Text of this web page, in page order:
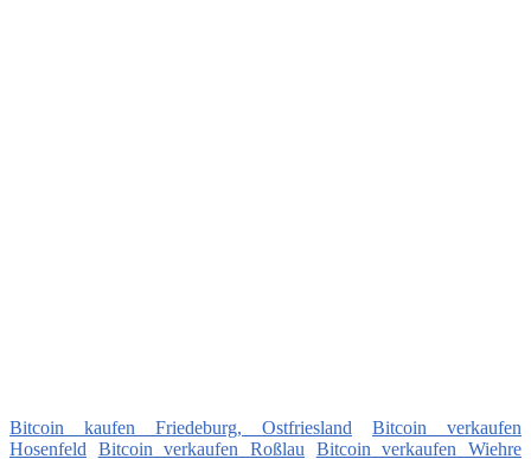
Bitcoin kaufen Friedeburg, Ostfriesland
Bitcoin verkaufen
Hosenfeld
Bitcoin verkaufen Roßlau Bitcoin verkaufen Wiehre